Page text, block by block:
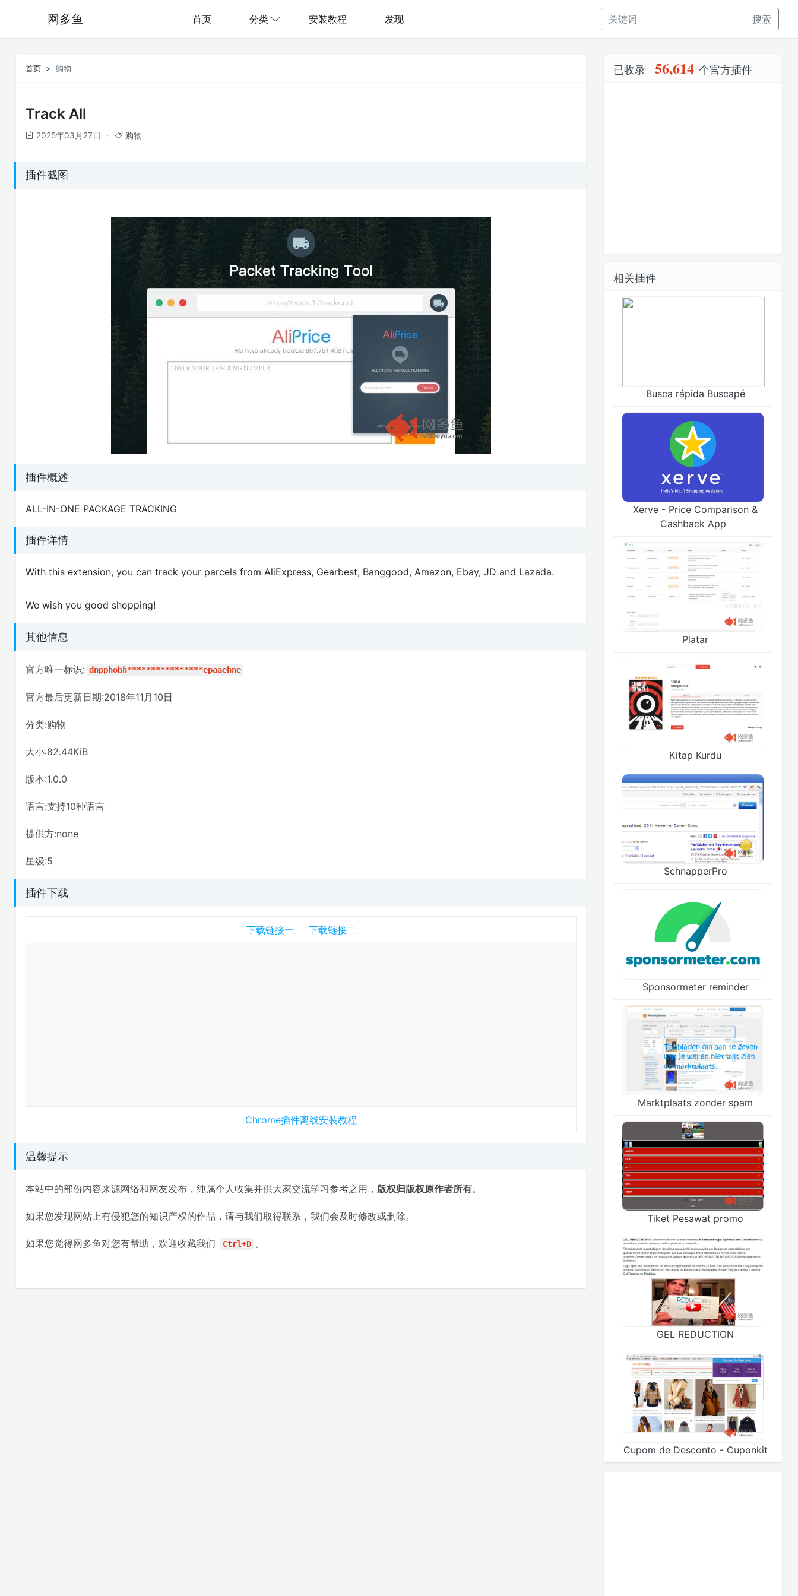
网多鱼 首页 分类 安装教程 发现 搜索
首页 购物
Track All
2025年03月27日 购物
插件截图
插件概述
ALL-IN-ONE PACKAGE TRACKING
插件详情
With this extension, you can track your parcels from AliExpress, Gearbest, Banggood, Amazon, Ebay, JD and Lazada.
We wish you good shopping!
其他信息
官方唯一标识: dnpphobh****************epaaehne
官方最后更新日期:2018年11月10日
分类:购物
大小:82.44KiB
版本:1.0.0
语言:支持10种语言
提供方:none
星级:5
插件下载
下载链接一 下载链接二
Chrome插件离线安装教程
温馨提示
本站中的部份内容来源网络和网友发布，纯属个人收集并供大家交流学习参考之用， 版权归版权原作者所有。
如果您发现网站上有侵犯您的知识产权的作品，请与我们取得联系，我们会及时修改或删除。
如果您觉得网多鱼对您有帮助，欢迎收藏我们 Ctrl+D 。
已收录 56,614 个官方插件
相关插件
Busca rápida Buscapé
Xerve - Price Comparison &
Cashback App
Platar
Kitap Kurdu
SchnapperPro
Sponsormeter reminder
Marktplaats zonder spam
Tiket Pesawat promo
GEL REDUCTION
Cupom de Desconto - Cuponkit